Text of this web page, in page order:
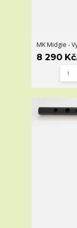
MK Midgie -
8 290 Kč